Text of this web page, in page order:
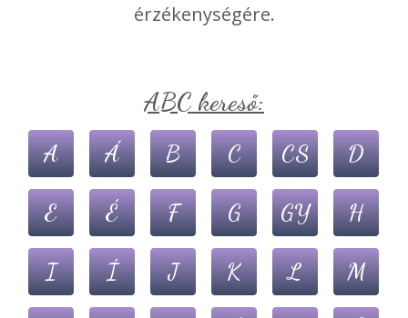
érzékenységére.
ABC kereső:
A Á B C CS D
E É F G GY H
I Í J K L M